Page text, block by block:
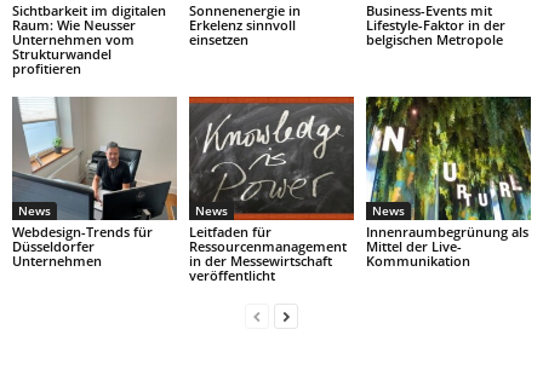
Sichtbarkeit im digitalen
Raum: Wie Neusser
Unternehmen vom
Strukturwandel
profitieren
Sonnenenergie in
Erkelenz sinnvoll
einsetzen
Business-Events mit
Lifestyle-Faktor in der
belgischen Metropole
News
Webdesign-Trends für
Düsseldorfer
Unternehmen
News
Leitfaden für
Ressourcenmanagement
in der Messewirtschaft
veröffentlicht
News
Innenraumbegrünung als
Mittel der Live-
Kommunikation